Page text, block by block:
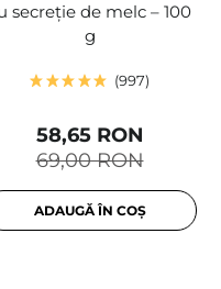
secreție de melc – 100
g
997
69,00 RON
58,65 RON
ADAUGĂ ÎN COȘ